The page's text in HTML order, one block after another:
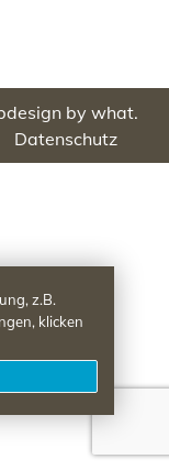
by what.
Datenschutz
z.B.
klicken